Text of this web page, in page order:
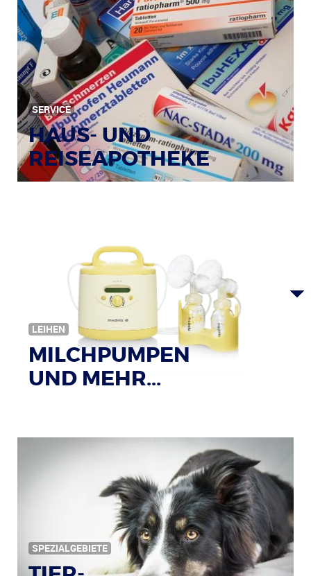
SERVICE
HAUS- UND
REISEAPOTHEKE
Bildquelle: © Tim Reckmann / pixelio.de
LEIHEN
MILCHPUMPEN
UND MEHR...
SPEZIALGEBIETE